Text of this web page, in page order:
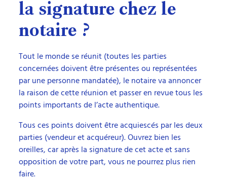
la signature chez le
notaire ?
Tout le monde se réunit (toutes les parties
concernées doivent être présentes ou représentées
par une personne mandatée), le notaire va annoncer
la raison de cette réunion et passer en revue tous les
points importants de l’acte authentique.
Tous ces points doivent être acquiescés par les deux
parties (vendeur et acquéreur). Ouvrez bien les
oreilles, car après la signature de cet acte et sans
opposition de votre part, vous ne pourrez plus rien
faire.